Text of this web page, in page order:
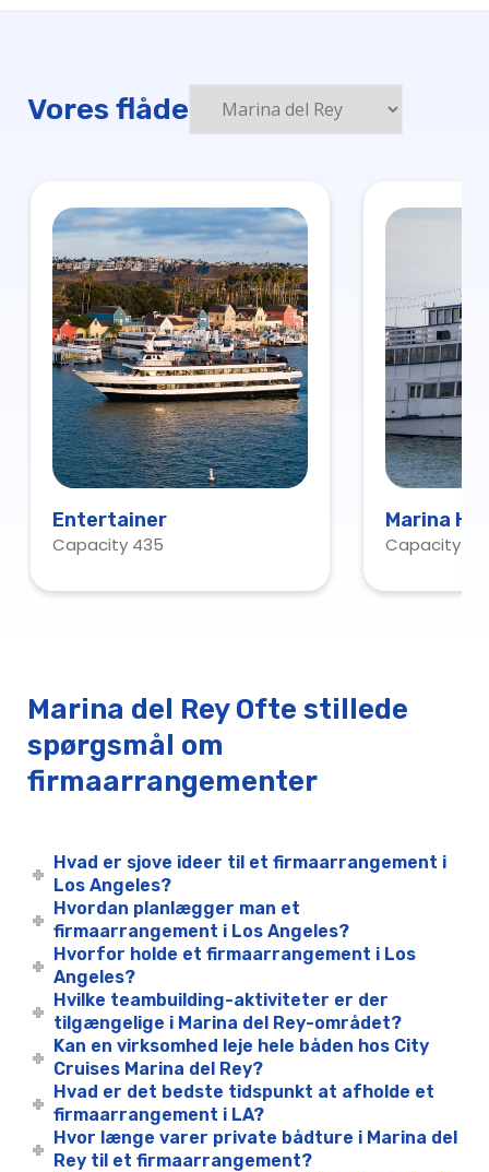
Vores flåde
Entertainer
Capacity 435
Marina
Capacity
Marina del Rey Ofte stillede
spørgsmål om
firmaarrangementer
Hvad er sjove ideer til et firmaarrangement i
Los Angeles?
Hvordan planlægger man et
firmaarrangement i Los Angeles?
Hvorfor holde et firmaarrangement i Los
Angeles?
Hvilke teambuilding-aktiviteter er der
tilgængelige i Marina del Rey-området?
Kan en virksomhed leje hele båden hos City
Cruises Marina del Rey?
Hvad er det bedste tidspunkt at afholde et
firmaarrangement i LA?
Hvor længe varer private bådture i Marina del
Rey til et firmaarrangement?